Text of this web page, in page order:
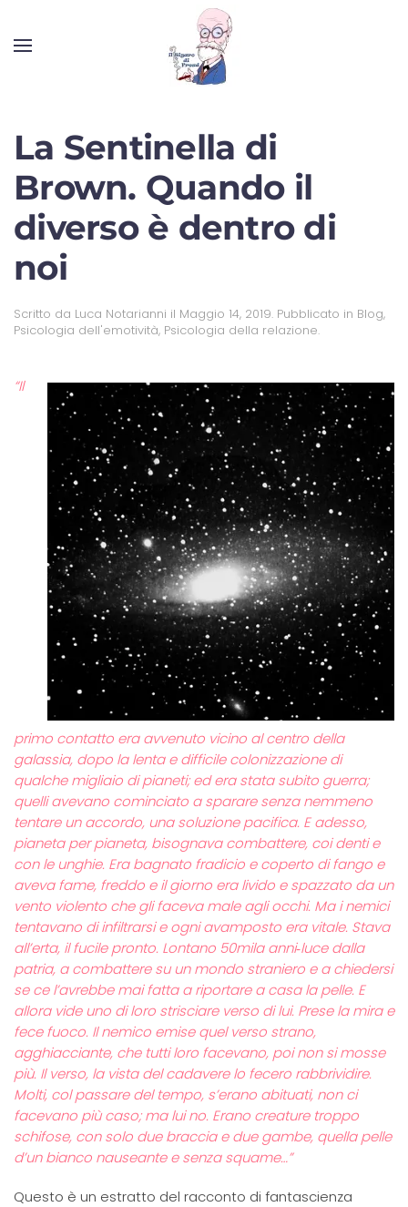
La Sentinella di
Brown. Quando il
diverso è dentro di
noi
Scritto da Luca Notarianni il Maggio 14, 2019. Pubblicato in Blog,
Psicologia dell'emotività, Psicologia della relazione.
“Il
primo contatto era avvenuto vicino al centro della
galassia, dopo la lenta e difficile colonizzazione di
qualche migliaio di pianeti; ed era stata subito guerra;
quelli avevano cominciato a sparare senza nemmeno
tentare un accordo, una soluzione pacifica. E adesso,
pianeta per pianeta, bisognava combattere, coi denti e
con le unghie. Era bagnato fradicio e coperto di fango e
aveva fame, freddo e il giorno era livido e spazzato da un
vento violento che gli faceva male agli occhi. Ma i nemici
tentavano di infiltrarsi e ogni avamposto era vitale. Stava
all’erta, il fucile pronto. Lontano 50mila anni‐luce dalla
patria, a combattere su un mondo straniero e a chiedersi
se ce l’avrebbe mai fatta a riportare a casa la pelle. E
allora vide uno di loro strisciare verso di lui. Prese la mira e
fece fuoco. Il nemico emise quel verso strano,
agghiacciante, che tutti loro facevano, poi non si mosse
più. Il verso, la vista del cadavere lo fecero rabbrividire.
Molti, col passare del tempo, s’erano abituati, non ci
facevano più caso; ma lui no. Erano creature troppo
schifose, con solo due braccia e due gambe, quella pelle
d’un bianco nauseante e senza squame…”
Questo è un estratto del racconto di fantascienza